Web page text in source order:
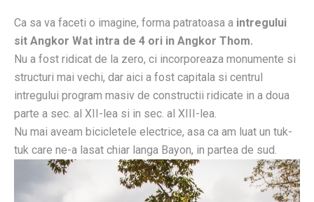
Ca sa va faceti o imagine, forma patratoasa a intregului
sit Angkor Wat intra de 4 ori in Angkor Thom.
Nu a fost ridicat de la zero, ci incorporeaza monumente si
structuri mai vechi, dar aici a fost capitala si centrul
intregului program masiv de constructii ridicate in a doua
parte a sec. al XII-lea si in sec. al XIII-lea.
Nu mai aveam bicicletele electrice, asa ca am luat un tuk-
tuk care ne-a lasat chiar langa Bayon, in partea de sud.